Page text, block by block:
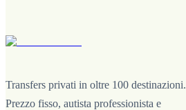
Transfers privati in oltre 100 destinazioni.
Prezzo fisso, autista professionista e